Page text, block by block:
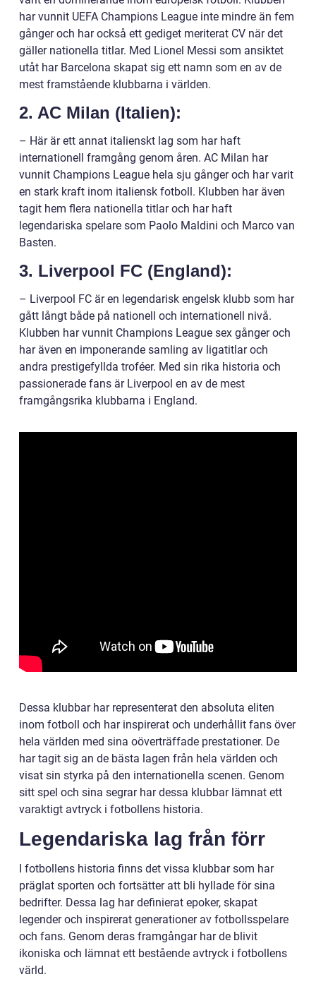
har vunnit UEFA Champions League inte mindre än fem
gånger och har också ett gediget meriterat CV när det
gäller nationella titlar. Med Lionel Messi som ansiktet
utåt har Barcelona skapat sig ett namn som en av de
mest framstående klubbarna i världen.
2. AC Milan (Italien):
– Här är ett annat italienskt lag som har haft
internationell framgång genom åren. AC Milan har
vunnit Champions League hela sju gånger och har varit
en stark kraft inom italiensk fotboll. Klubben har även
tagit hem flera nationella titlar och har haft
legendariska spelare som Paolo Maldini och Marco van
Basten.
3. Liverpool FC (England):
– Liverpool FC är en legendarisk engelsk klubb som har
gått långt både på nationell och internationell nivå.
Klubben har vunnit Champions League sex gånger och
har även en imponerande samling av ligatitlar och
andra prestigefyllda troféer. Med sin rika historia och
passionerade fans är Liverpool en av de mest
framgångsrika klubbarna i England.
Dessa klubbar har representerat den absoluta eliten
inom fotboll och har inspirerat och underhållit fans över
hela världen med sina oöverträffade prestationer. De
har tagit sig an de bästa lagen från hela världen och
visat sin styrka på den internationella scenen. Genom
sitt spel och sina segrar har dessa klubbar lämnat ett
varaktigt avtryck i fotbollens historia.
Legendariska lag från förr
I fotbollens historia finns det vissa klubbar som har
präglat sporten och fortsätter att bli hyllade för sina
bedrifter. Dessa lag har definierat epoker, skapat
legender och inspirerat generationer av fotbollsspelare
och fans. Genom deras framgångar har de blivit
ikoniska och lämnat ett bestående avtryck i fotbollens
värld.